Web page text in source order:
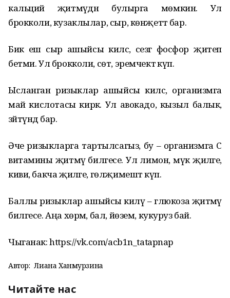
кальций җитмәүдән булырга мөмкин. Ул
брокколи, кузаклылар, сыр, көнҗеттә бар.
Бик еш сыр ашыйсы килсә, сезгә фосфор җитеп
бетми. Ул брокколи, сөт, эремчектә күп.
Ысланган ризыклар ашыйсы килсә, организмга
май кислотасы кирәк. Ул авокадо, кызыл балык,
зәйтүндә бар.
Әче ризыкларга тартылсагыз, бу – организмга С
витамины җитмәү билгесе. Ул лимон, мүк җиләге,
киви, бакча җиләге, гөлҗимештә күп.
Баллы ризыклар ашыйсы килү – глюкоза җитмәү
билгесе. Аңа хөрмә, бал, йөзем, кукуруз бай.
Чыганак: https://vk.com/acb1n_tatapnap
Автор: Лиана Ханмурзина
Читайте нас